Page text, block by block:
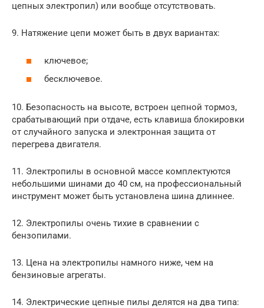
цепных электропил) или вообще отсутствовать.
9. Натяжение цепи может быть в двух вариантах:
ключевое;
бесключевое.
10. Безопасность на высоте, встроен цепной тормоз,
срабатывающий при отдаче, есть клавиша блокировки
от случайного запуска и электронная защита от
перегрева двигателя.
11. Электропилы в основной массе комплектуются
небольшими шинами до 40 см, на профессиональный
инструмент может быть установлена шина длиннее.
12. Электропилы очень тихие в сравнении с
бензопилами.
13. Цена на электропилы намного ниже, чем на
бензиновые агрегаты.
14. Электрические цепные пилы делятся на два типа: